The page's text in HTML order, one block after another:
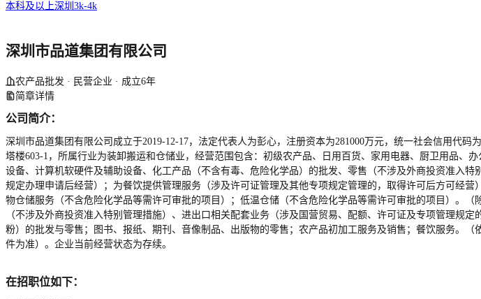
本科及以上深圳 3k-4k
深圳市品道集团有限公司
农产品批发 · 民营企业 · 成立6年
简章详情
公司简介：
深圳市品道集团有限公司成立于2019-12-17，法定代表人为彭心，注册资本为281000万元，统一社会信用代
塔楼603-1，所属行业为装卸搬运和仓储业，经营范围包含：初级农产品、日用百货、家用电器、厨卫用品
设备、计算机软硬件及辅助设备、化工产品（不含有毒、危险化学品）的批发、零售（不涉及外商投资准入
规定办理申请后经营）；为餐饮提供管理服务（涉及许可证管理及其他专项规定管理的，取得许可后方可经
物仓储服务（不含危险化学品等需许可审批的项目）；低温仓储（不含危险化学品等需许可审批的项目）。
（不涉及外商投资准入特别管理措施）、进出口相关配套业务（涉及国营贸易、配额、许可证及专项管理规
粉）的批发与零售；图书、报纸、期刊、音像制品、出版物的零售；农产品初加工服务及销售；餐饮服务。
件为准）。企业当前经营状态为存续。
在招职位如下：